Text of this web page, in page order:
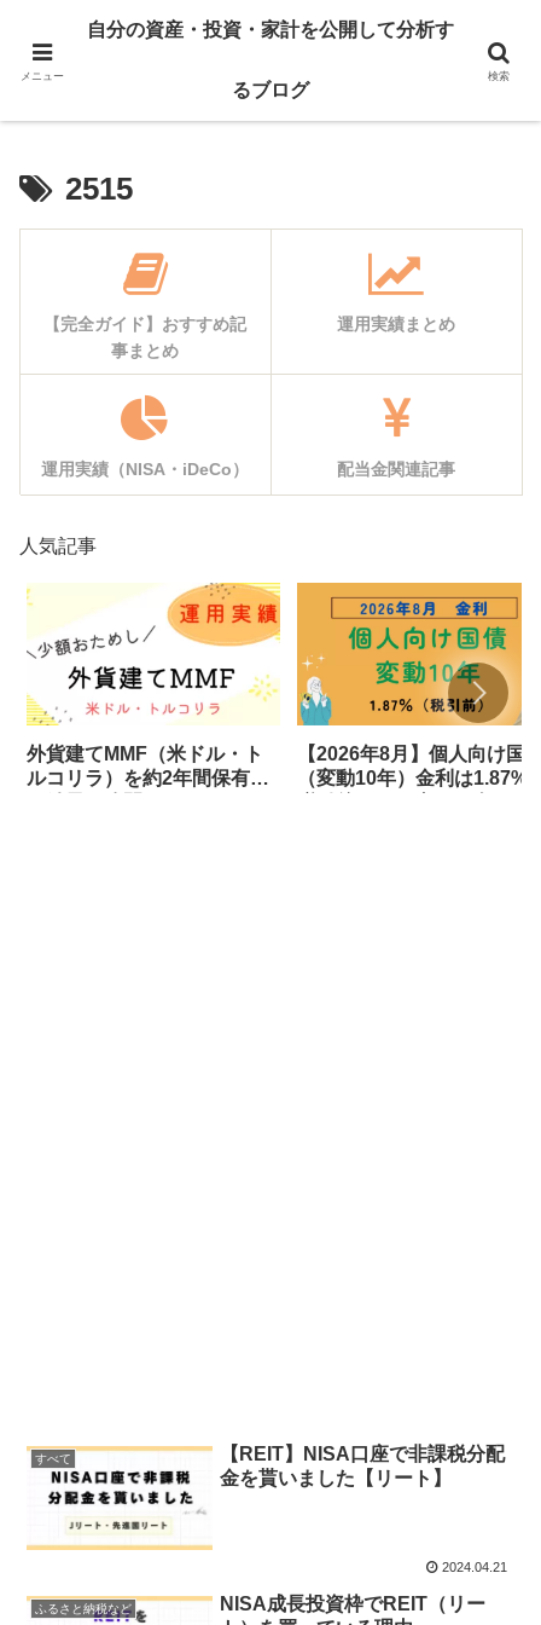
自己紹介 資産公開
2515
【完全ガイド】おすすめ記
事まとめ
運用実績まとめ
運用実績（NISA・iDeCo） 配当金関連記事
人気記事
外貨建てMMF（米ドル・ト
ルコリラ）を約2年間保有し
【2026年8月】個人向け国
（変動10年）金利は1.87%
すべて
【REIT】NISA口座で非課税分配
金を貰いました【リート】
2024.04.21
ふるさと納税など
NISA成長投資枠でREIT（リー
メニュー
自分の資産・投資・家計を公開して分析す
るブログ
検索